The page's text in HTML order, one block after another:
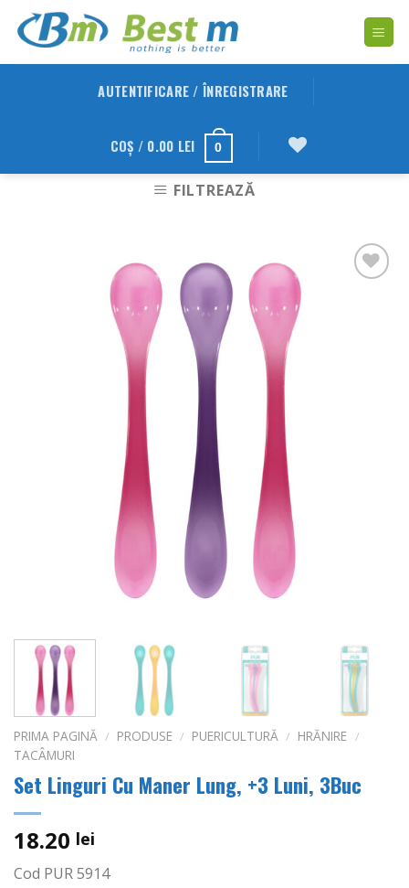
AUTENTIFICARE / ÎNREGISTRARE
COȘ / 0.00 LEI 0
FILTREAZĂ
PRIMA PAGINĂ / PRODUSE / PUERICULTURĂ / HRĂNIRE /
TACÂMURI
Set Linguri Cu Maner Lung, +3 Luni, 3Buc
18.20 lei
Cod PUR 5914